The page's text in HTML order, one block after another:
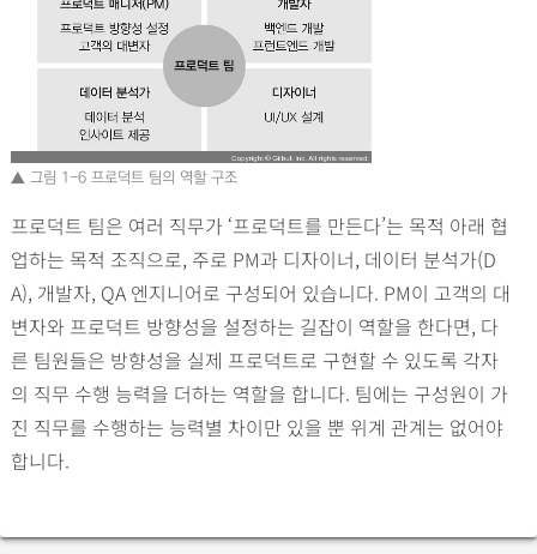
▲ 그림 1-6 프로덕트 팀의 역할 구조
프로덕트 팀은 여러 직무가 ‘프로덕트를 만든다’는 목적 아래 협
업하는 목적 조직으로, 주로 PM과 디자이너, 데이터 분석가(D
A), 개발자, QA 엔지니어로 구성되어 있습니다. PM이 고객의 대
변자와 프로덕트 방향성을 설정하는 길잡이 역할을 한다면, 다
른 팀원들은 방향성을 실제 프로덕트로 구현할 수 있도록 각자
의 직무 수행 능력을 더하는 역할을 합니다. 팀에는 구성원이 가
진 직무를 수행하는 능력별 차이만 있을 뿐 위계 관계는 없어야
합니다.